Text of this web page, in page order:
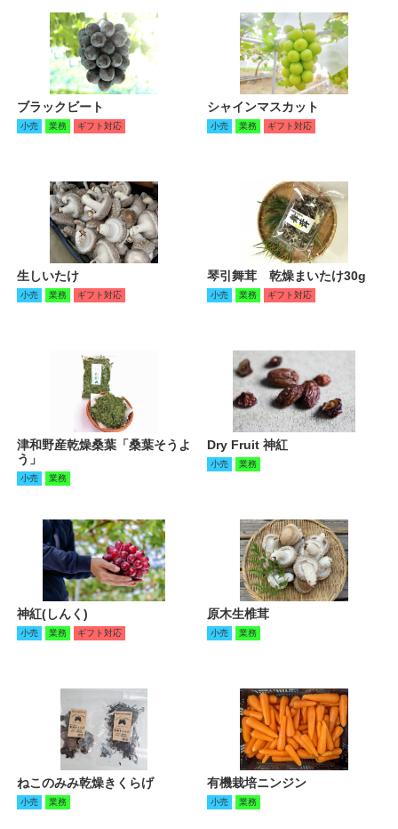
ブラックビート
小売 業務 ギフト対応
シャインマスカット
小売 業務 ギフト対応
生しいたけ
小売 業務 ギフト対応
琴引舞茸 乾燥まいたけ30g
小売 業務 ギフト対応
津和野産乾燥桑葉「桑葉そうよ
う」
小売 業務
Dry Fruit 神紅
小売 業務
神紅(しんく)
小売 業務 ギフト対応
原木生椎茸
小売 業務
ねこのみみ乾燥きくらげ
小売 業務
有機栽培ニンジン
小売 業務